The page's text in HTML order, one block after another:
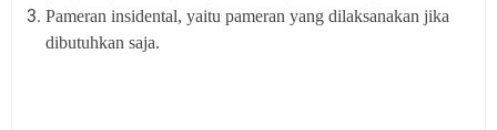
Pameran insidental, yaitu pameran yang dilaksanakan jika
dibutuhkan saja.